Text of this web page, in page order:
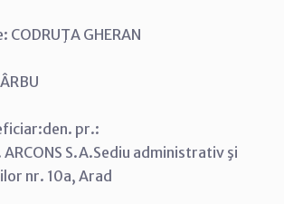
GHERAN
pr.:
S.A.Sediu administrativ şi
nr. 10a, Arad